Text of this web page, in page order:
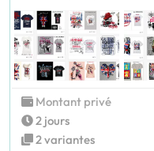
Montant privé
2 jours
2 variantes